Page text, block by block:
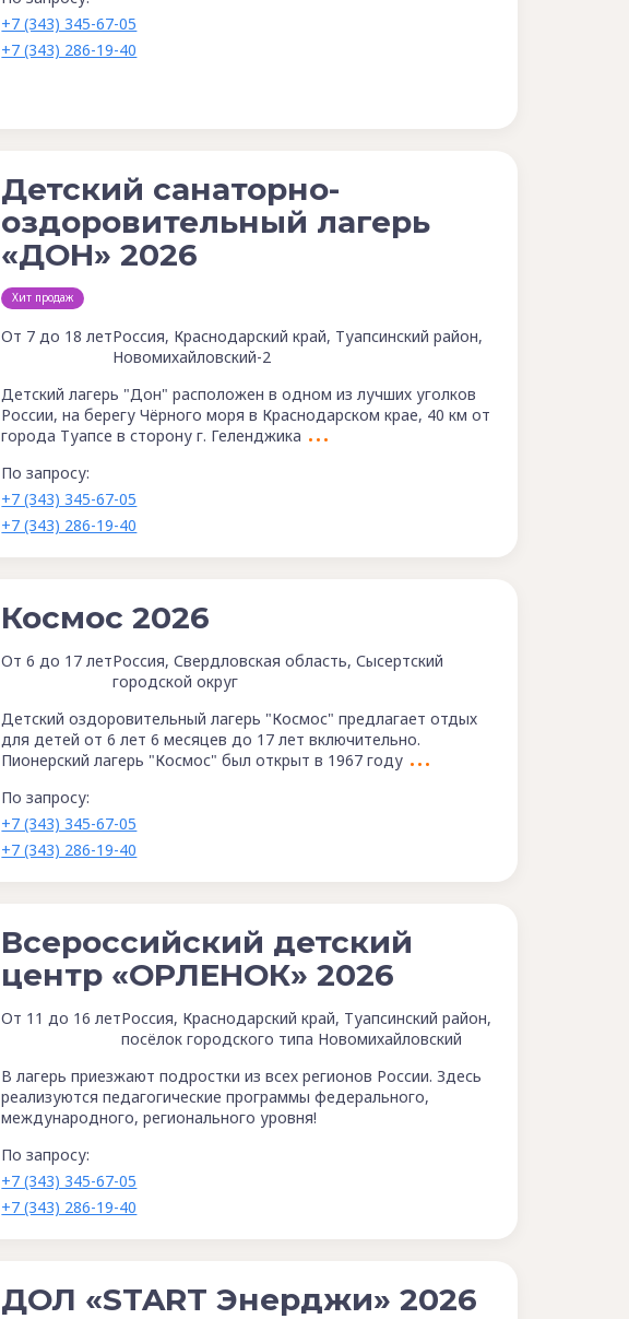
+7 (343) 345-67-05
+7 (343) 286-19-40
Детский санаторно-
оздоровительный лагерь
«ДОН» 2026
Хит продаж
От 7 до 18 летРоссия, Краснодарский край, Туапсинский район,
Новомихайловский-2
Детский лагерь "Дон" расположен в одном из лучших уголков
России, на берегу Чёрного моря в Краснодарском крае, 40 км от
города Туапсе в сторону г. Геленджика
По запросу:
+7 (343) 345-67-05
+7 (343) 286-19-40
Космос 2026
От 6 до 17 летРоссия, Свердловская область, Сысертский
городской округ
Детский оздоровительный лагерь "Космос" предлагает отдых
для детей от 6 лет 6 месяцев до 17 лет включительно.
Пионерский лагерь "Космос" был открыт в 1967 году
По запросу:
+7 (343) 345-67-05
+7 (343) 286-19-40
Всероссийский детский
центр «ОРЛЕНОК» 2026
От 11 до 16 летРоссия, Краснодарский край, Туапсинский район,
посёлок городского типа Новомихайловский
В лагерь приезжают подростки из всех регионов России. Здесь
реализуются педагогические программы федерального,
международного, регионального уровня!
По запросу:
+7 (343) 345-67-05
+7 (343) 286-19-40
ДОЛ «START Энерджи» 2026